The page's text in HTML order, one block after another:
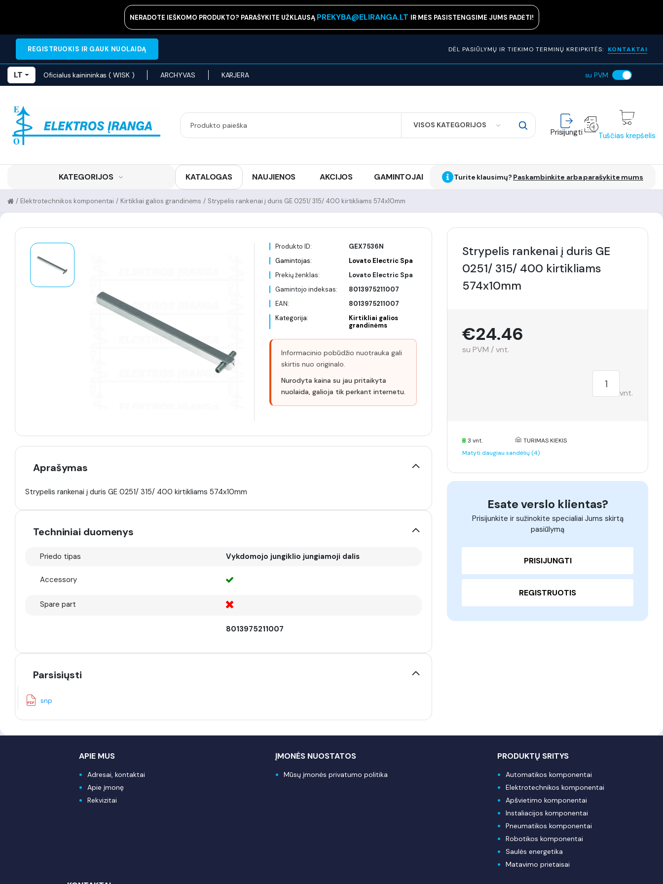
NERADOTE IEŠKOMO PRODUKTO? PARAŠYKITE UŽKLAUSĄ PREKYBA@ELIRANGA.LT IR MES PASISTENGSIME JUMS PADĖTI!
REGISTRUOKIS IR GAUK NUOLAIDĄ DĖL PASIŪLYMŲ IR TIEKIMO TERMINŲ KREIPKITĖS: KONTAKTAI
LT Oficialus kainininkas ( WISK ) ARCHYVAS KARJERA su PVM
VISOS KATEGORIJOS
SEARCH Prisijungti Tuščias krepšelis
KATEGORIJOS KATALOGAS NAUJIENOS AKCIJOS GAMINTOJAI Turite klausimų? Paskambinkite arba parašykite mums
Strypelis rankenai į duris GE 0251/ 315/ 400 kirtikliams 574x10mm
/
Kirtikliai galios grandinėms
/
Elektrotechnikos komponentai
/
Produkto ID:
GEX7536N
Gamintojas:
Lovato Electric Spa
Prekių ženklas:
Lovato Electric Spa
Gamintojo indeksas:
8013975211007
EAN:
8013975211007
Kategorija:
Kirtikliai galios
grandinėms
Informacinio pobūdžio nuotrauka gali
skirtis nuo originalo.
Nurodyta kaina su jau pritaikyta
nuolaida, galioja tik perkant internetu.
Aprašymas
Strypelis rankenai į duris GE 0251/ 315/ 400 kirtikliams 574x10mm
Techniniai duomenys
Priedo tipas Vykdomojo jungiklio jungiamoji dalis
Accessory
Spare part
8013975211007
Parsisiųsti
snp
Strypelis rankenai į duris GE
0251/ 315/ 400 kirtikliams
574x10mm
€24.46
su PVM / vnt.
vnt.
3 vnt.
TURIMAS KIEKIS
Matyti daugiau sandėlių (4)
Esate verslo klientas?
Prisijunkite ir sužinokite specialiai Jums skirtą
pasiūlymą
PRISIJUNGTI
REGISTRUOTIS
APIE MUS
Adresai, kontaktai
Apie įmonę
Rekvizitai
ĮMONĖS NUOSTATOS
Mūsų įmonės privatumo politika
PRODUKTŲ SRITYS
Automatikos komponentai
Elektrotechnikos komponentai
Apšvietimo komponentai
Instaliacijos komponentai
Pneumatikos komponentai
Robotikos komponentai
Saulės energetika
Matavimo prietaisai